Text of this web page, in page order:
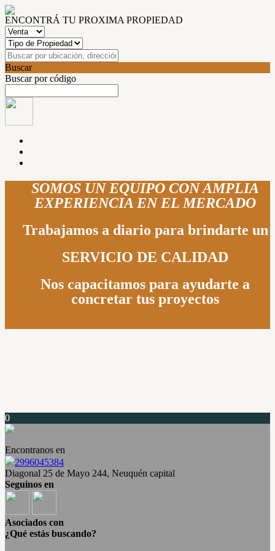
ENCONTRÁ TU PROXIMA PROPIEDAD
Buscar
Buscar por código
SOMOS UN EQUIPO CON AMPLIA
EXPERIENCIA EN EL MERCADO
Trabajamos a diario para brindarte un
SERVICIO DE CALIDAD
Nos capacitamos para ayudarte a
concretar tus proyectos
0
Encontranos en
2996045384
Diagonal 25 de Mayo 244, Neuquén capital
Seguinos en
Asociados con
¿Qué estás buscando?